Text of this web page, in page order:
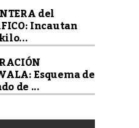
del
Incautan
Esquema de
de ...